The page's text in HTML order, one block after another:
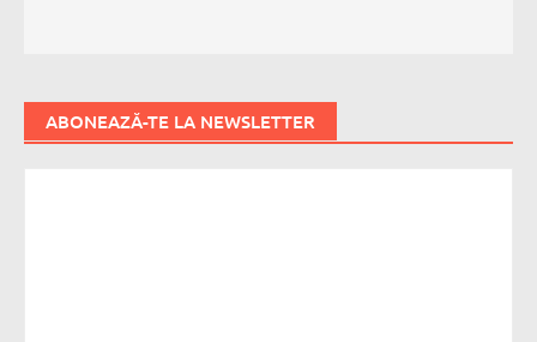
ABONEAZĂ-TE LA NEWSLETTER